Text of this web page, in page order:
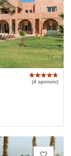
(4 opinioni)